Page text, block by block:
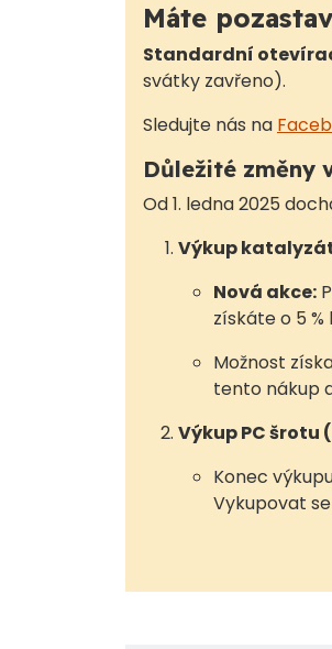
Máte
Standardní
svátky zavřeno).
Sledujte nás na
Důležité změny
Od 1. ledna 2025
Výkup
Nová akce:
získáte o 5
Možnost
tento nákup
Výkup PC šrotu
Konec
Vykupovat